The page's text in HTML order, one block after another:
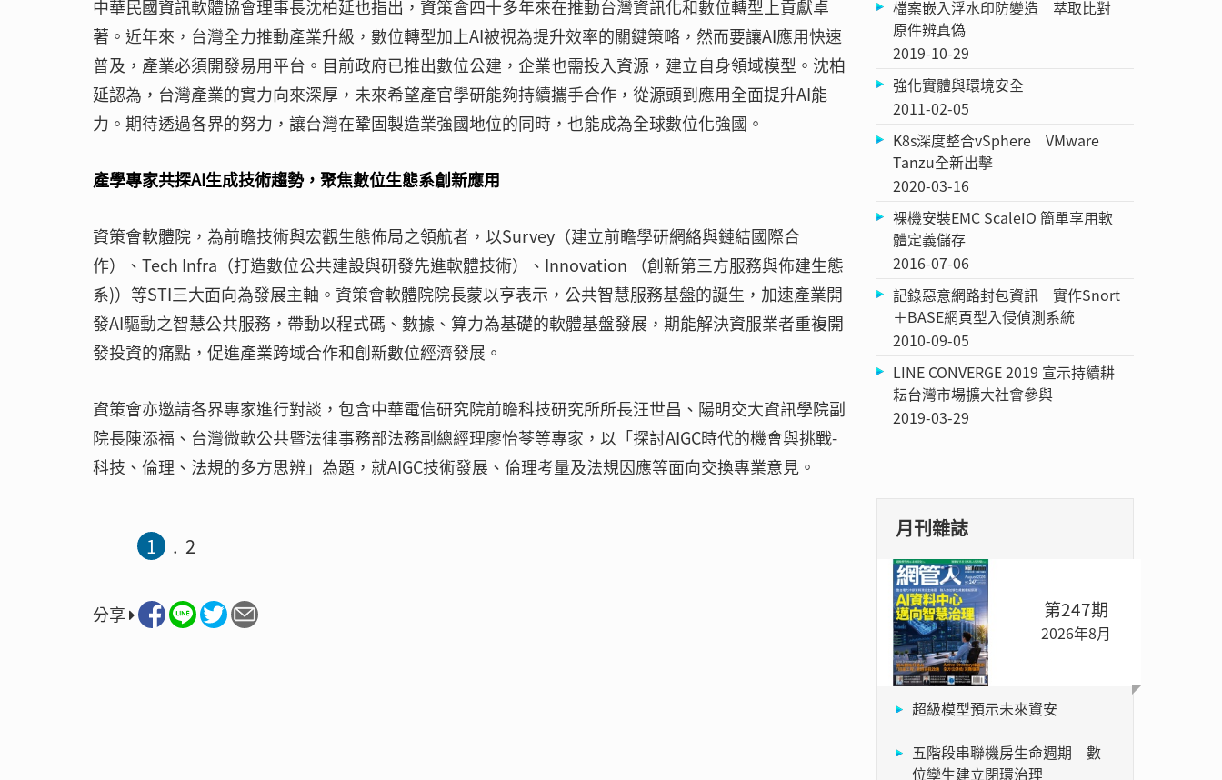
中華民國資訊軟體協會理事長沈柏延也指出，資策會四十多年來在推動台灣資訊化和數位轉型上貢獻卓
著。近年來，台灣全力推動產業升級，數位轉型加上AI被視為提升效率的關鍵策略，然而要讓AI應用快速
普及，產業必須開發易用平台。目前政府已推出數位公建，企業也需投入資源，建立自身領域模型。沈柏
延認為，台灣產業的實力向來深厚，未來希望產官學研能夠持續攜手合作，從源頭到應用全面提升AI能
力。期待透過各界的努力，讓台灣在鞏固製造業強國地位的同時，也能成為全球數位化強國。
產學專家共探AI生成技術趨勢，聚焦數位生態系創新應用
資策會軟體院，為前瞻技術與宏觀生態佈局之領航者，以Survey（建立前瞻學研網絡與鏈結國際合
作）、Tech Infra（打造數位公共建設與研發先進軟體技術）、Innovation （創新第三方服務與佈建生態
系)）等STI三大面向為發展主軸。資策會軟體院院長蒙以亨表示，公共智慧服務基盤的誕生，加速產業開
發AI驅動之智慧公共服務，帶動以程式碼、數據、算力為基礎的軟體基盤發展，期能解決資服業者重複開
發投資的痛點，促進產業跨域合作和創新數位經濟發展。
資策會亦邀請各界專家進行對談，包含中華電信研究院前瞻科技研究所所長汪世昌、陽明交大資訊學院副
院長陳添福、台灣微軟公共暨法律事務部法務副總經理廖怡苓等專家，以「探討AIGC時代的機會與挑戰-
科技、倫理、法規的多方思辨」為題，就AIGC技術發展、倫理考量及法規因應等面向交換專業意見。
1 2
分享
檔案嵌入浮水印防變造 萃取比對
原件辨真偽
2019-10-29
強化實體與環境安全
2011-02-05
K8s深度整合vSphere VMware
Tanzu全新出擊
2020-03-16
裸機安裝EMC ScaleIO 簡單享用軟
體定義儲存
2016-07-06
記錄惡意網路封包資訊 實作Snort
＋BASE網頁型入侵偵測系統
2010-09-05
LINE CONVERGE 2019 宣示持續耕
耘台灣市場擴大社會參與
2019-03-29
月刊雜誌
第247期
2026年8月
超級模型預示未來資安
五階段串聯機房生命週期 數
位孿生建立閉環治理